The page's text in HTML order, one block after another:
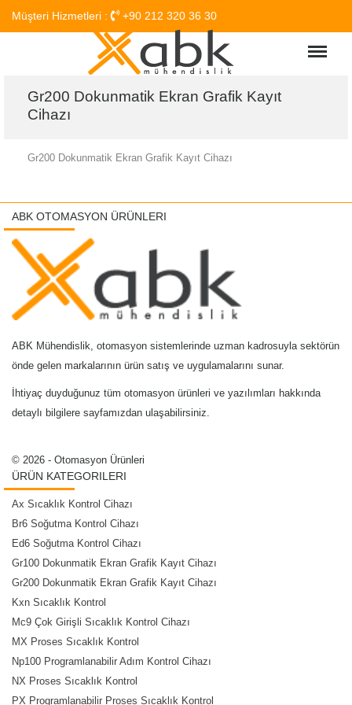
Müşteri Hizmetleri : +90 212 320 36 30
Menu
Gr200 Dokunmatik Ekran Grafik Kayıt
Cihazı
Gr200 Dokunmatik Ekran Grafik Kayıt Cihazı
ABK OTOMASYON ÜRÜNLERI
ABK Mühendislik, otomasyon sistemlerinde uzman kadrosuyla sektörün
önde gelen markalarının ürün satış ve uygulamalarını sunar.
İhtiyaç duyduğunuz tüm otomasyon ürünleri ve yazılımları hakkında
detaylı bilgilere sayfamızdan ulaşabilirsiniz.
© 2026 - Otomasyon Ürünleri
ÜRÜN KATEGORILERI
Ax Sıcaklık Kontrol Cihazı
Br6 Soğutma Kontrol Cihazı
Ed6 Soğutma Kontrol Cihazı
Gr100 Dokunmatik Ekran Grafik Kayıt Cihazı
Gr200 Dokunmatik Ekran Grafik Kayıt Cihazı
Kxn Sıcaklık Kontrol
Mc9 Çok Girişli Sıcaklık Kontrol Cihazı
MX Proses Sıcaklık Kontrol
Np100 Programlanabilir Adım Kontrol Cihazı
NX Proses Sıcaklık Kontrol
PX Programlanabilir Proses Sıcaklık Kontrol